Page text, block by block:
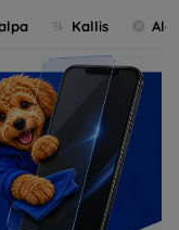
Kallis